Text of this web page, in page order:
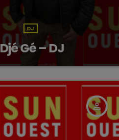
DJ
Djé Gé – DJ
person_outline